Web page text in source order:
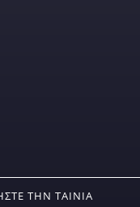
ΤΗΝ ΤΑΙΝΊΑ